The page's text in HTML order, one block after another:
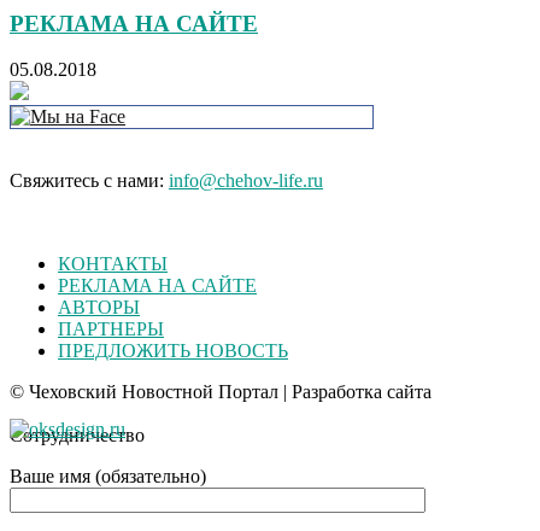
РЕКЛАМА НА САЙТЕ
05.08.2018
Свяжитесь с нами: info@chehov-life.ru
КОНТАКТЫ
РЕКЛАМА НА САЙТЕ
АВТОРЫ
ПАРТНЕРЫ
ПРЕДЛОЖИТЬ НОВОСТЬ
© Чеховский Новостной Портал | Разработка сайта
Сотрудничество
Ваше имя (обязательно)